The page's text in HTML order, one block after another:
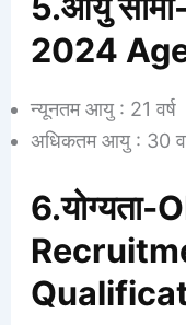
2024
न्यूनतम आयु : 21 वर्ष
अधिकतम आयु : 30
6.योग्यता-